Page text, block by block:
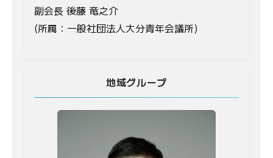
副会長 後藤 竜之介
(所属：一般社団法人大分青年会議所)
地域グループ